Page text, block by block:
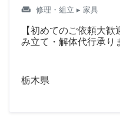
weekend 修理・組立 ▸ 家具
【初めてのご依頼大歓
み立て・解体代行承り
栃木県